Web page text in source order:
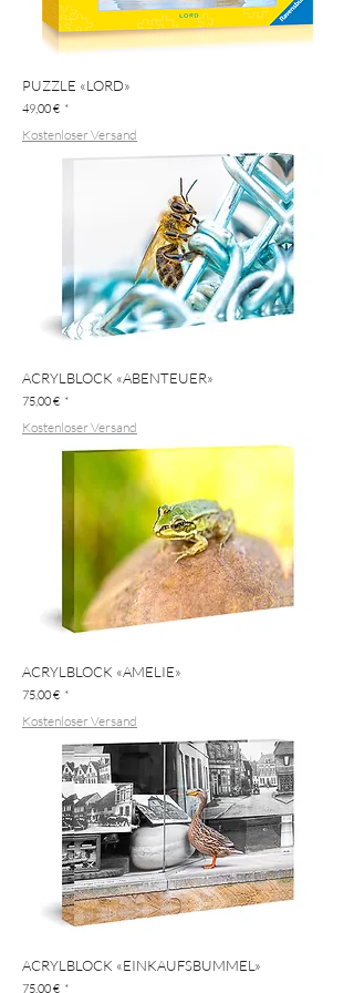
PUZZLE «LORD»
Preis
49,00 €
Kostenloser Versand
ACRYLBLOCK «ABENTEUER»
Preis
75,00 €
Kostenloser Versand
ACRYLBLOCK «AMELIE»
Preis
75,00 €
Kostenloser Versand
ACRYLBLOCK «EINKAUFSBUMMEL»
Preis
75,00 €